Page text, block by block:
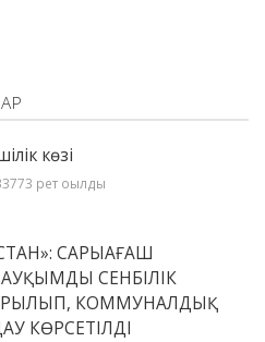
көзі
рет оқылды
САРЫАҒАШ
СЕНБІЛІК
КОММУНАЛДЫҚ
КӨРСЕТІЛДІ